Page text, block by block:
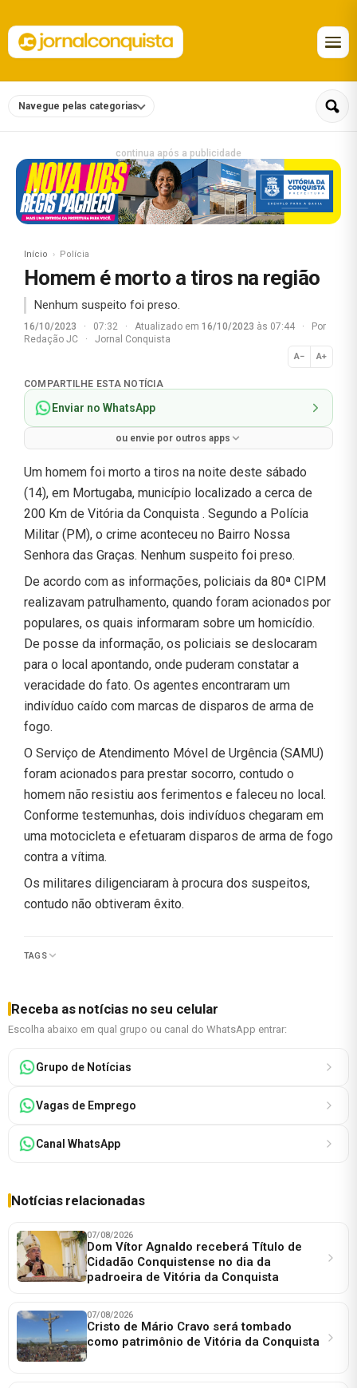
Navegue pelas categorias
continua após a publicidade
Início Polícia
Homem é morto a tiros na região
Nenhum suspeito foi preso.
16/10/2023 · 07:32 · Atualizado em 16/10/2023 às 07:44 ·
Por
Redação JC
· Jornal Conquista
A− A+
Normal
COMPARTILHE ESTA NOTÍCIA
Enviar no WhatsApp
ou envie por outros apps
Um homem foi morto a tiros na noite deste sábado
(14), em Mortugaba, município localizado a cerca de
200 Km de Vitória da Conquista . Segundo a Polícia
Militar (PM), o crime aconteceu no Bairro Nossa
Senhora das Graças. Nenhum suspeito foi preso.
De acordo com as informações, policiais da 80ª CIPM
realizavam patrulhamento, quando foram acionados por
populares, os quais informaram sobre um homicídio.
De posse da informação, os policiais se deslocaram
para o local apontando, onde puderam constatar a
veracidade do fato. Os agentes encontraram um
indivíduo caído com marcas de disparos de arma de
fogo.
O Serviço de Atendimento Móvel de Urgência (SAMU)
foram acionados para prestar socorro, contudo o
homem não resistiu aos ferimentos e faleceu no local.
Conforme testemunhas, dois indivíduos chegaram em
uma motocicleta e efetuaram disparos de arma de fogo
contra a vítima.
Os militares diligenciaram à procura dos suspeitos,
contudo não obtiveram êxito.
TAGS
Receba as notícias no seu celular
Escolha abaixo em qual grupo ou canal do WhatsApp entrar:
Grupo de Notícias
Vagas de Emprego
Canal WhatsApp
Notícias relacionadas
07/08/2026
Dom Vítor Agnaldo receberá Título de
Cidadão Conquistense no dia da
padroeira de Vitória da Conquista
07/08/2026
Cristo de Mário Cravo será tombado
como patrimônio de Vitória da Conquista